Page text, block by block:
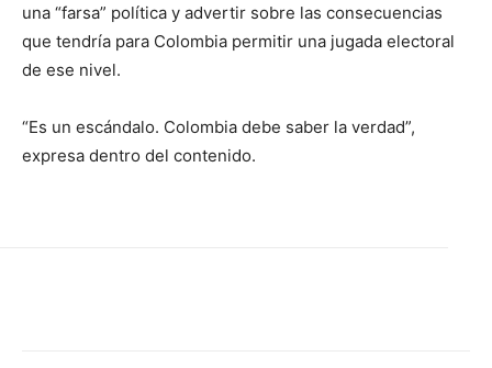
una “farsa” política y advertir sobre las consecuencias
que tendría para Colombia permitir una jugada electoral
de ese nivel.
“Es un escándalo. Colombia debe saber la verdad”,
expresa dentro del contenido.